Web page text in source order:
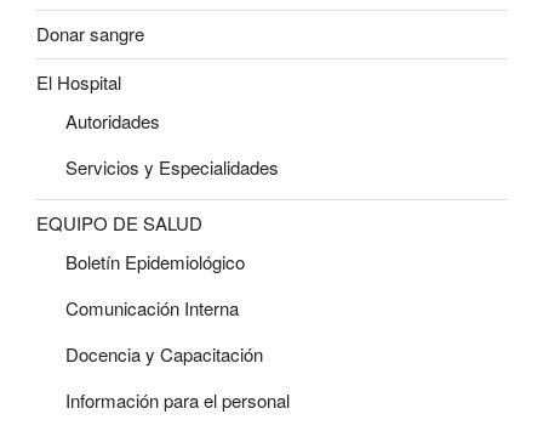
Donar sangre
El Hospital
Autoridades
Servicios y Especialidades
EQUIPO DE SALUD
Boletín Epidemiológico
Comunicación Interna
Docencia y Capacitación
Información para el personal